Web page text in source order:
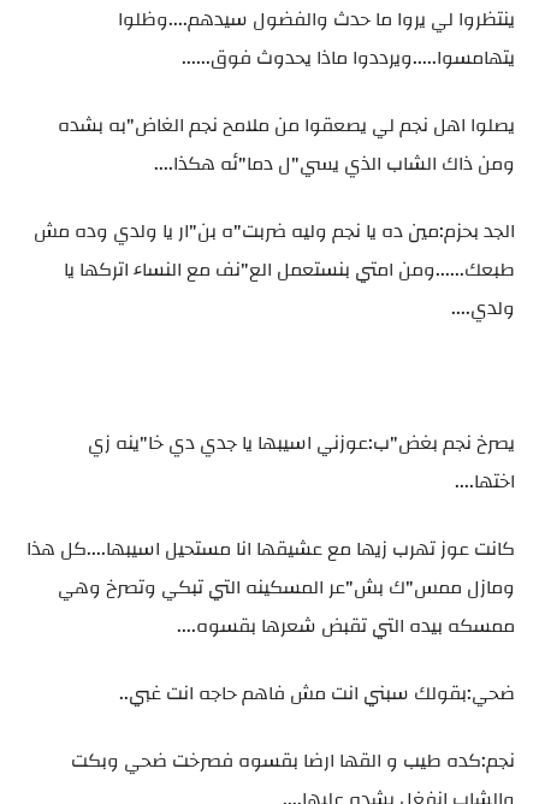
ينتظروا لي يروا ما حدث والفضول سيدهم....وظلوا
يتهامسوا.....ويرددوا ماذا يحدوث فوق......
يصلوا اهل نجم لي يصعقوا من ملامح نجم الغاض"به بشده
ومن ذاك الشاب الذي يسي"ل دما"ئه هكذا....
الجد بحزم:مين ده يا نجم وليه ضربت"ه بن"ار يا ولدي وده مش
طبعك......ومن امتي بنستعمل الع"نف مع النساء اتركها يا
ولدي....
يصرخ نجم بغض"ب:عوزني اسيبها يا جدي دي خا"ينه زي
اختها....
كانت عوز تهرب زيها مع عشيقها انا مستحيل اسيبها....كل هذا
ومازل ممس"ك بش"عر المسكينه التي تبكي وتصرخ وهي
ممسكه بيده التي تقبض شعرها بقسوه....
ضحي:بقولك سبني انت مش فاهم حاجه انت غبي..
نجم:كده طيب و القها ارضا بقسوه فصرخت ضحي وبكت